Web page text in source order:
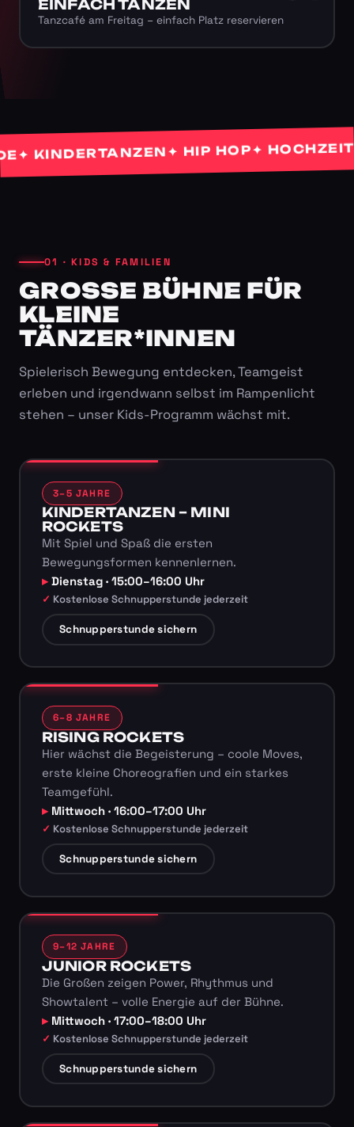
EINFACH TANZEN
Tanzcafé am Freitag – einfach Platz reservieren
KINDERTANZEN✦ HIP HOP✦
01 · KIDS & FAMILIEN
GROSSE BÜHNE FÜR K
LEINE T
ÄNZER*INNEN
Spielerisch Bewegung entdecken, Teamgeist
erleben und irgendwann selbst im Rampenlicht
stehen – unser Kids-Programm wächst mit.
3–5 JAHRE
KINDERTANZEN – MINI
ROCKETS
Mit Spiel und Spaß die ersten
Bewegungsformen kennenlernen.
Dienstag · 15:00–16:00 Uhr
Kostenlose Schnupperstunde jederzeit
Schnupperstunde sichern
6–8 JAHRE
RISING ROCKETS
Hier wächst die Begeisterung – coole Moves,
erste kleine Choreografien und ein starkes
Teamgefühl.
Mittwoch · 16:00–17:00 Uhr
Kostenlose Schnupperstunde jederzeit
Schnupperstunde sichern
9–12 JAHRE
JUNIOR ROCKETS
Die Großen zeigen Power, Rhythmus und
Showtalent – volle Energie auf der Bühne.
Mittwoch · 17:00–18:00 Uhr
Kostenlose Schnupperstunde jederzeit
Schnupperstunde sichern